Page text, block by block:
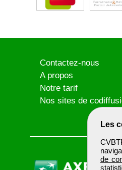
Les
de
Contactez-nous
A propos
Notre tarif
Nos sites de